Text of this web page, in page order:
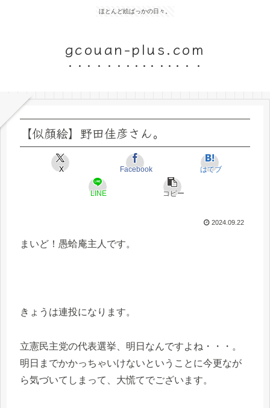
ほとんど絵ばっかの日々。
gcouan-plus.com
【似顔絵】野田佳彦さん。
X Facebook はてブ
LINE コピー
2024.09.22
まいど！愚蛤庵主人です。
きょうは連投になります。
立憲民主党の代表選挙、明日なんですよね・・・。
明日までかかっちゃいけないということに今更なが
ら気づいてしまって、大慌てでございます。